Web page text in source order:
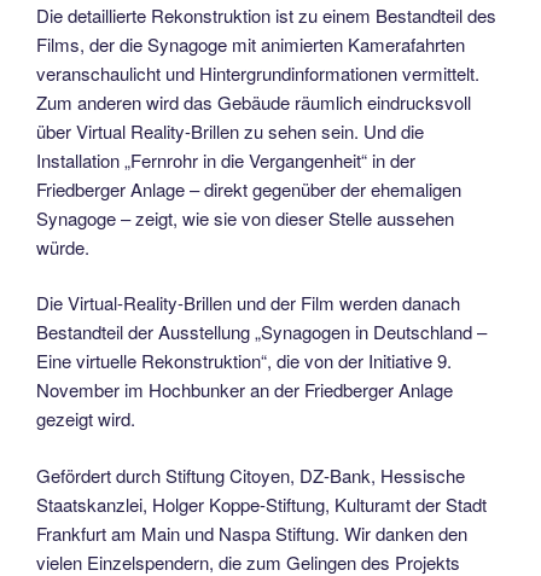
Die detaillierte Rekonstruktion ist zu einem Bestandteil des
Films, der die Synagoge mit animierten Kamerafahrten
veranschaulicht und Hintergrundinformationen vermittelt.
Zum anderen wird das Gebäude räumlich eindrucksvoll
über Virtual Reality-Brillen zu sehen sein. Und die
Installation „Fernrohr in die Vergangenheit“ in der
Friedberger Anlage – direkt gegenüber der ehemaligen
Synagoge – zeigt, wie sie von dieser Stelle aussehen
würde.
Die Virtual-Reality-Brillen und der Film werden danach
Bestandteil der Ausstellung „Synagogen in Deutschland –
Eine virtuelle Rekonstruktion“, die von der Initiative 9.
November im Hochbunker an der Friedberger Anlage
gezeigt wird.
Gefördert durch Stiftung Citoyen, DZ-Bank, Hessische
Staatskanzlei, Holger Koppe-Stiftung, Kulturamt der Stadt
Frankfurt am Main und Naspa Stiftung. Wir danken den
vielen Einzelspendern, die zum Gelingen des Projekts